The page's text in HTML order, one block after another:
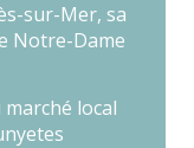
sur-Mer, sa
Notre-Dame
local